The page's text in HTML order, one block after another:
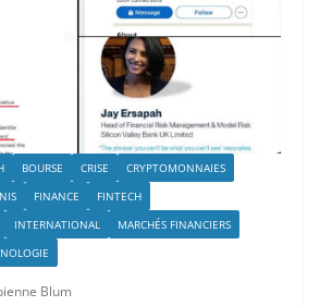
BOURSE CRISE
CRYPTOMONNAIES
FINANCE
FINTECH
INTERNATIONAL
MARCHÉS FINANCIERS
Blum